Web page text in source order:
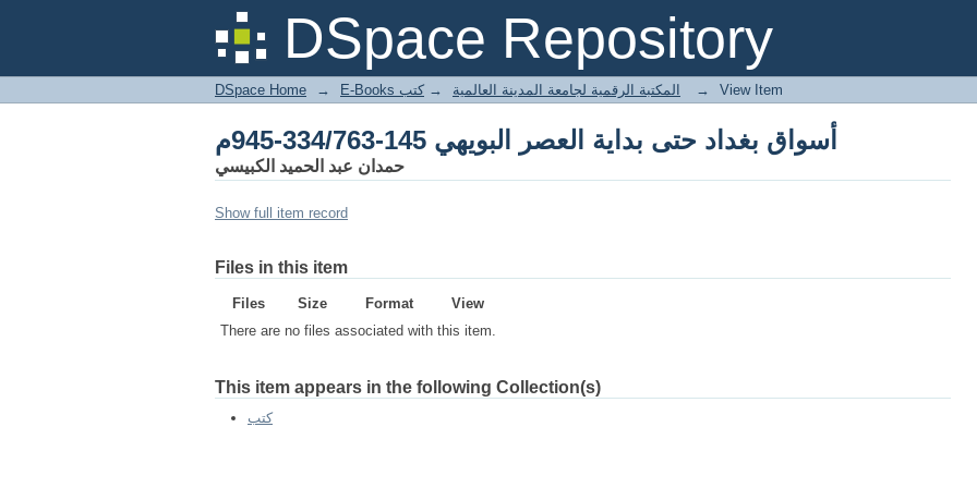
DSpace Repository
أسواق بغداد حتى بداية العصر البويهي 145-334/763-945م
DSpace Home → E-Books المكتبة الرقمية لجامعة المدينة العالمية → كتب → View Item
أسواق بغداد حتى بداية العصر البويهي 145-334/763-945م
حمدان عبد الحميد الكبيسي
Show full item record
Files in this item
Files Size Format
View
There are no files associated with this item.
This item appears in the following Collection(s)
كتب